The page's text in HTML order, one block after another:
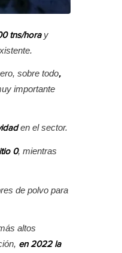
tns/horay
sobre todo,
importante
en el sector.
0, mientras
de polvo para
altos
en 2022 la